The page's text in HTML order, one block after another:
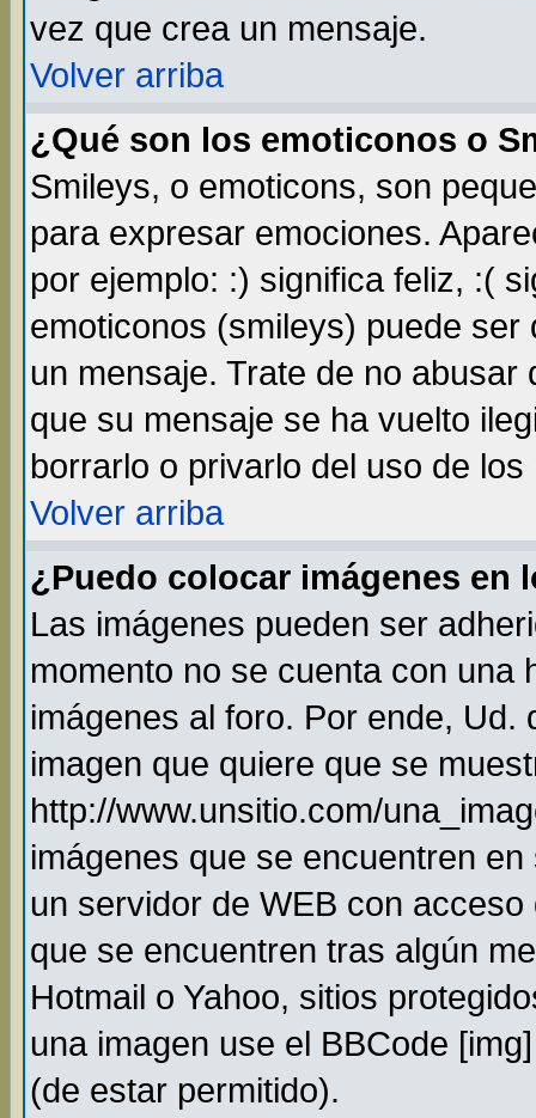
vez que crea un mensaje.
Volver arriba
¿Qué son los emoticonos o
Smileys, o emoticons, son
para expresar emociones.
por ejemplo: :) significa feliz, :(
emoticonos (smileys) puede
un mensaje. Trate de no
que su mensaje se ha vuelto
borrarlo o privarlo del uso de los
Volver arriba
¿Puedo colocar imágenes en
Las imágenes pueden ser
momento no se cuenta con una
imágenes al foro. Por ende,
imagen que quiere que se
http://www.unsitio.com/
imágenes que se encuentren
un servidor de WEB con
que se encuentren tras algún
Hotmail o Yahoo, sitios
una imagen use el BBCode
(de estar permitido).